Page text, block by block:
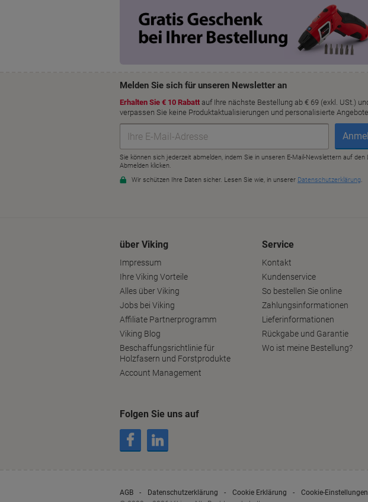
über Viking
Impressum
Ihre Viking Vorteile
Alles über Viking
Jobs bei Viking
Affiliate Partnerprogramm
Viking Blog
Beschaffungsrichtlinie für
Holzfasern und Forstprodukte
Account Management
Service
Kontakt
Kundenservice
So bestellen Sie online
Zahlungsinformationen
Lieferinformationen
Rückgabe und Garantie
Wo ist meine Bestellung?
Folgen Sie uns auf
AGB Datenschutzerklärung Cookie Erklärung
Cookie-Einstellungen